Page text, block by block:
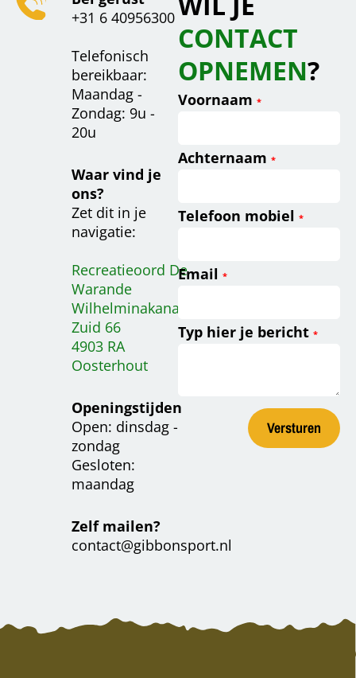
+31 6 40956300
Telefonisch
bereikbaar:
Maandag -
Zondag: 9u -
20u
Waar vind je
ons?
Zet dit in je
navigatie:
Recreatieoord De
Warande
Wilhelminakanaal
Zuid 66
4903 RA
Oosterhout
Openingstijden
Open: dinsdag -
zondag
Gesloten:
maandag
Zelf mailen?
contact@gibbonsport.nl
CONTACT
OPNEMEN?
Voornaam *
Achternaam *
Telefoon mobiel *
Email *
Typ hier je bericht *